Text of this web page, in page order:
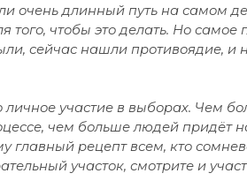
очень длинный путь на самом
того, чтобы это делать. Но
сейчас нашли противоядие,
участие в выборах. Чем
чем больше людей придёт
главный рецепт всем, кто
участок, смотрите и